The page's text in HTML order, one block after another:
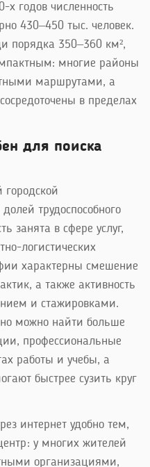
х годов численность
430–450 тыс. человек.
порядка 350–360 км²,
многие районы
маршрутами, а
в пределах
для поиска
трудоспособного
занята в сфере услуг,
логистических
характерны смешение
а также активность
и стажировками.
можно найти больше
профессиональные
работы и учебы, а
быстрее сузить круг
интернет удобно тем,
у многих жителей
организациями,